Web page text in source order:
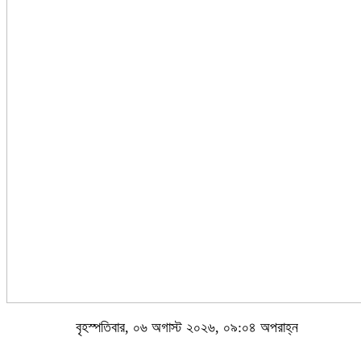
বৃহস্পতিবার, ০৬ অগাস্ট ২০২৬, ০৯:০৪ অপরাহ্ন